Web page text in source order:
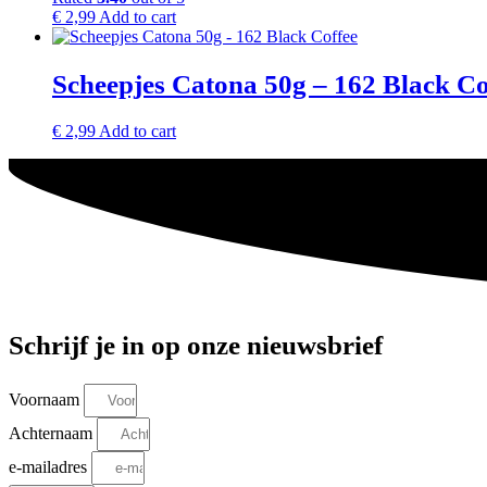
€ 2,99 Add to cart
Scheepjes Catona 50g – 162 Black
€ 2,99 Add to cart
Schrijf je in op onze nieuwsbrief
Voornaam
Achternaam
e-mailadres